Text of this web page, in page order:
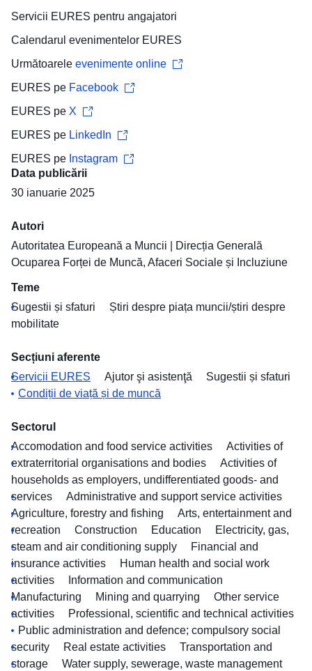
Servicii EURES pentru angajatori
Calendarul evenimentelor EURES
Următoarele evenimente online
EURES pe Facebook
EURES pe X
EURES pe LinkedIn
EURES pe Instagram
Data publicării
30 ianuarie 2025
Autori
Autoritatea Europeană a Muncii
Direcția Generală
Ocuparea Forței de Muncă, Afaceri Sociale și Incluziune
Teme
Sugestii și sfaturi
Știri despre piața muncii/știri despre
mobilitate
Secțiuni aferente
Servicii EURES
Ajutor şi asistenţă
Sugestii și sfaturi
Condiții de viață și de muncă
Sectorul
Accomodation and food service activities
Activities of
extraterritorial organisations and bodies
Activities of
households as employers, undifferentiated goods- and
services
Administrative and support service activities
Agriculture, forestry and fishing
Arts, entertainment and
recreation
Construction Education
Electricity, gas,
steam and air conditioning supply
Financial and
insurance activities
Human health and social work
activities
Information and communication
Manufacturing
Mining and quarrying
Other service
activities
Professional, scientific and technical activities
Public administration and defence; compulsory social
security
Real estate activities
Transportation and
storage
Water supply, sewerage, waste management